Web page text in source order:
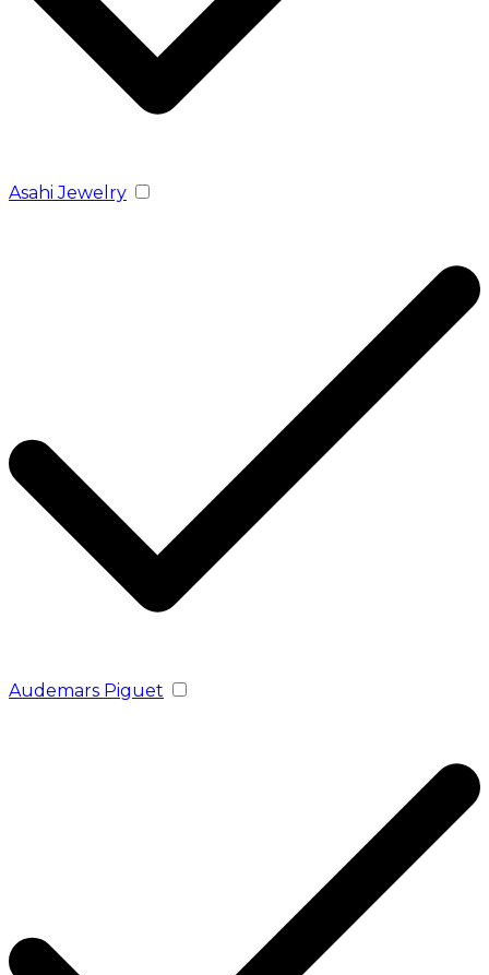
Asahi Jewelry
Audemars Piguet